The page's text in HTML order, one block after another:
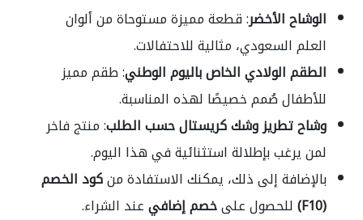
الوشاح الأخضر: قطعة مميزة مستوحاة من ألوان
العلم السعودي، مثالية للاحتفالات.
الطقم الولادي الخاص باليوم الوطني: طقم مميز
للأطفال صُمم خصيصًا لهذه المناسبة.
وشاح تطريز وشك كريستال حسب الطلب: منتج فاخر
لمن يرغب بإطلالة استثنائية في هذا اليوم.
بالإضافة إلى ذلك، يمكنك الاستفادة منكود الخصم
(F10)
للحصول علىخصم إضافيعند الشراء.